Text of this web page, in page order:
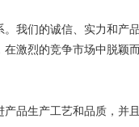
我们的诚信、实力和产
激烈的竞争市场中脱颖
生产工艺和品质，并且